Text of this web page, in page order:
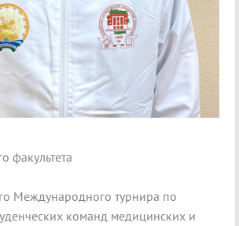
факультета
Международного турнира по
команд медицинских и